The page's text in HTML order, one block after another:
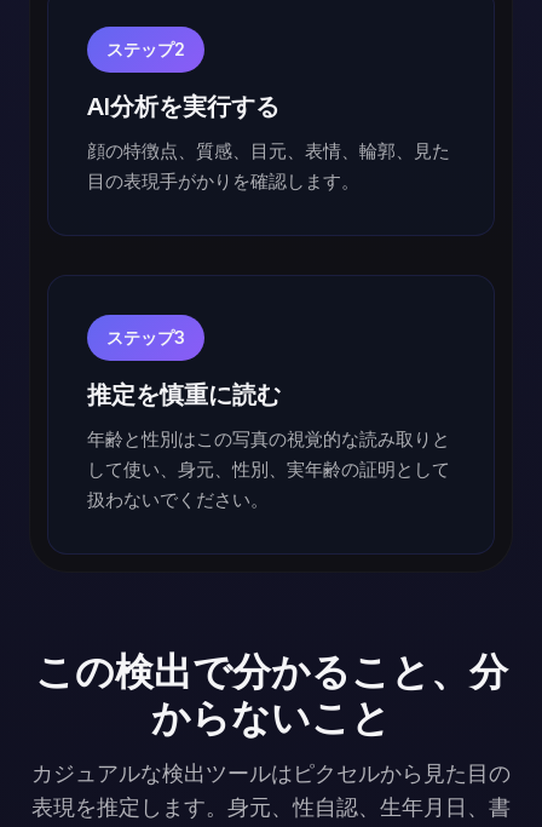
ステップ2
AI分析を実行する
顔の特徴点、質感、目元、表情、輪郭、見た
目の表現手がかりを確認します。
ステップ3
推定を慎重に読む
年齢と性別はこの写真の視覚的な読み取りと
して使い、身元、性別、実年齢の証明として
扱わないでください。
この検出で分かること、分
からないこと
カジュアルな検出ツールはピクセルから見た目の
表現を推定します。身元、性自認、生年月日、書